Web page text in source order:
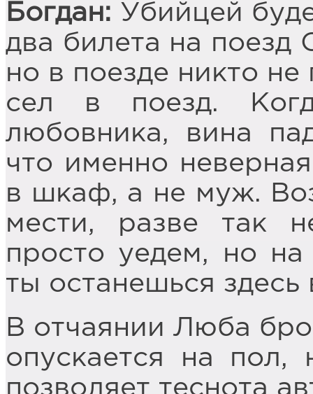
Богдан: Убийцей
два билета на
но в поезде никто не
сел в поезд.
любовника, вина
что именно
в шкаф, а не муж.
мести, разве так
просто уедем, но
ты останешься здесь
В отчаянии Люба
опускается на пол,
позволяет теснота